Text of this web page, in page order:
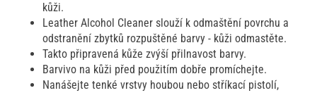
kůži.
Leather Alcohol Cleaner slouží k odmaštění povrchu a
odstranění zbytků rozpuštěné barvy - kůži odmastěte.
Takto připravená kůže zvýší přilnavost barvy.
Barvivo na kůži před použitím dobře promíchejte.
Nanášejte tenké vrstvy houbou nebo stříkací pistolí,